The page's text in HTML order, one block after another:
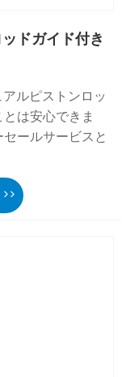
ドガイド付き
ルピストンロッ
は安心できま
ールサービスと